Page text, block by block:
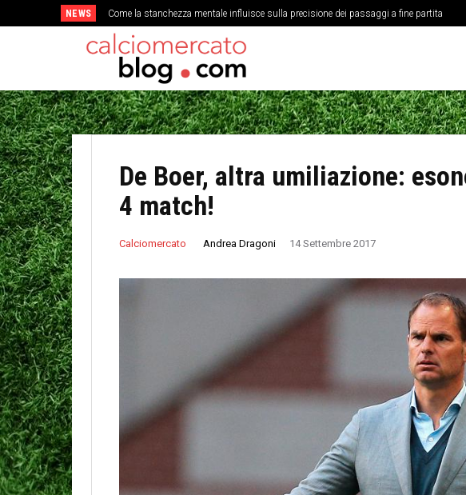
NEWS Come la stanchezza mentale influisce sulla precisione dei passaggi a fine partita
De Boer, altra umiliazione:
4 match!
Calciomercato Andrea Dragoni 14 Settembre 2017